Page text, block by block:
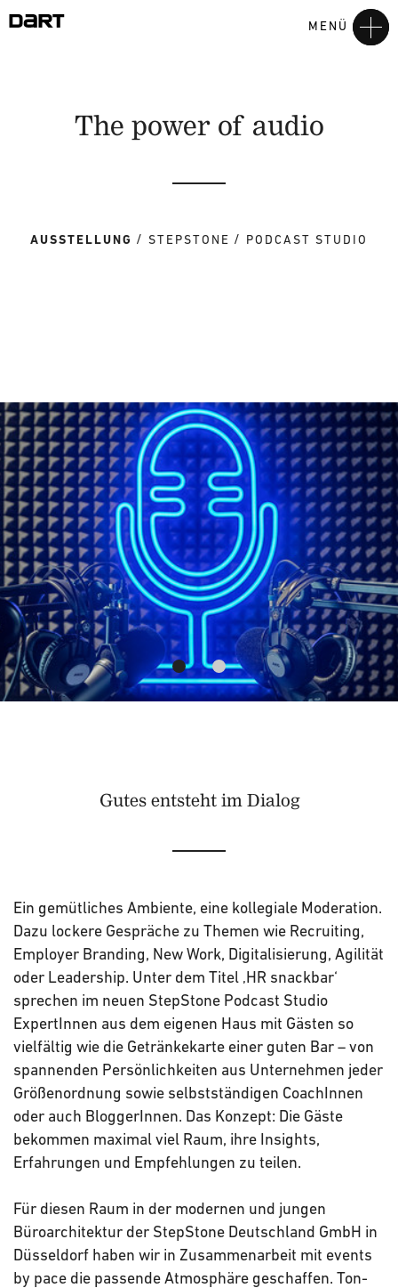
MENÜ
The power of audio
AUSSTELLUNG STEPSTONE PODCAST STUDIO
Gutes entsteht im Dialog
Ein gemütliches Ambiente, eine kollegiale Moderation.
Dazu lockere Gespräche zu Themen wie Recruiting,
Employer Branding, New Work, Digitalisierung, Agilität
oder Leadership. Unter dem Titel ‚HR snackbar‘
sprechen im neuen StepStone Podcast Studio
ExpertInnen aus dem eigenen Haus mit Gästen so
vielfältig wie die Getränkekarte einer guten Bar – von
spannenden Persönlichkeiten aus Unternehmen jeder
Größenordnung sowie selbstständigen CoachInnen
oder auch BloggerInnen. Das Konzept: Die Gäste
bekommen maximal viel Raum, ihre Insights,
Erfahrungen und Empfehlungen zu teilen.
Für diesen Raum in der modernen und jungen
Büroarchitektur der StepStone Deutschland GmbH in
Düsseldorf haben wir in Zusammenarbeit mit events
by pace die passende Atmosphäre geschaffen. Ton-